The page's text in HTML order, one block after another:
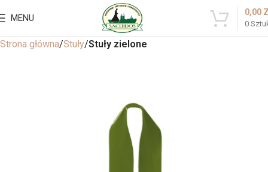
MENU
0
0,00
Strona główna Stuły Stuły zielone